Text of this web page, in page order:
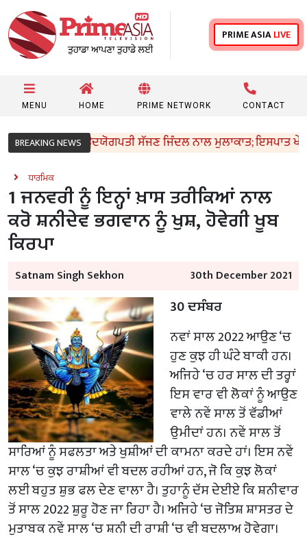
PRIME ASIALIVE
MENU HOME PRIME NETWORK CONTACT
BREAKING NEWS
ਅਰੋੜਾ ਦੀ ਉਦਯੋਗਪਤੀ ਸੱਜਣ ਜਿੰਦਲ ਨਾਲ ਮੁਲਾਕਾਤ; ਇਸਪਾਤ ਖੇਤਰ ‘ਚ
ਧਾਰਮਿਕ
1 ਜਨਵਰੀ ਨੂੰ ਇਨ੍ਹਾਂ ਖ਼ਾਸ ਤਰੀਕਿਆਂ ਨਾਲ
ਕਰੋ ਸ਼ਨੀਦੇਵ ਭਗਵਾਨ ਨੂੰ ਖੁਸ਼, ਹੋਵੇਗੀ ਖੂਬ
ਕਿਰਪਾ
Satnam Singh Sekhon 30th December 2021
30 ਦਸੰਬਰ
ਨਵਾਂ ਸਾਲ 2022 ਆਉਣ ‘ਚ
ਹੁਣ ਕੁਝ ਹੀ ਘੰਟੇ ਬਾਕੀ ਹਨ।
ਅਜਿਹੇ ‘ਚ ਹਰ ਸਾਲ ਦੀ ਤਰ੍ਹਾਂ
ਇਸ ਵਾਰ ਵੀ ਲੋਕਾਂ ਨੂੰ ਆਉਣ
ਵਾਲੇ ਨਵੇਂ ਸਾਲ ਤੋਂ ਵੱਡੀਆਂ
ਉਮੀਦਾਂ ਹਨ। ਨਵੇਂ ਸਾਲ ਤੋਂ
ਸਾਰਿਆਂ ਨੂੰ ਸਫਲਤਾ ਅਤੇ ਖੁਸ਼ੀਆਂ ਦੀ ਕਾਮਨਾ ਕਰਦੇ ਹਾਂ। ਇਸ ਨਵੇਂ
ਸਾਲ ‘ਚ ਕੁਝ ਰਾਸ਼ੀਆਂ ਵੀ ਬਦਲ ਰਹੀਆਂ ਹਨ, ਜੋ ਕਿ ਕੁਝ ਲੋਕਾਂ
ਲਈ ਬਹੁਤ ਸ਼ੁਭ ਫਲ ਦੇਣ ਵਾਲਾ ਹੈ। ਤੁਹਾਨੂੰ ਦੱਸ ਦੇਈਏ ਕਿ ਸ਼ਨੀਵਾਰ
ਤੋਂ ਸਾਲ 2022 ਸ਼ੁਰੂ ਹੋਣ ਜਾ ਰਿਹਾ ਹੈ। ਅਜਿਹੇ ‘ਚ ਜੋਤਿਸ਼ ਸ਼ਾਸਤਰ ਦੇ
ਮੁਤਾਬਕ ਨਵੇਂ ਸਾਲ ‘ਚ ਸ਼ਨੀ ਦੀ ਰਾਸ਼ੀ ‘ਚ ਵੀ ਬਦਲਾਅ ਹੋਵੇਗਾ।